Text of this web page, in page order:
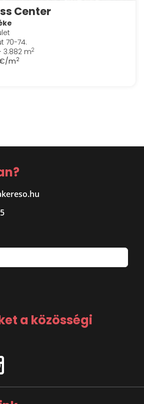
Center
70-74.
3.882 m2
m2
a közösségi